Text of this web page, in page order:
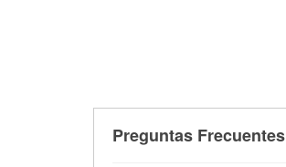
Preguntas Frecuentes